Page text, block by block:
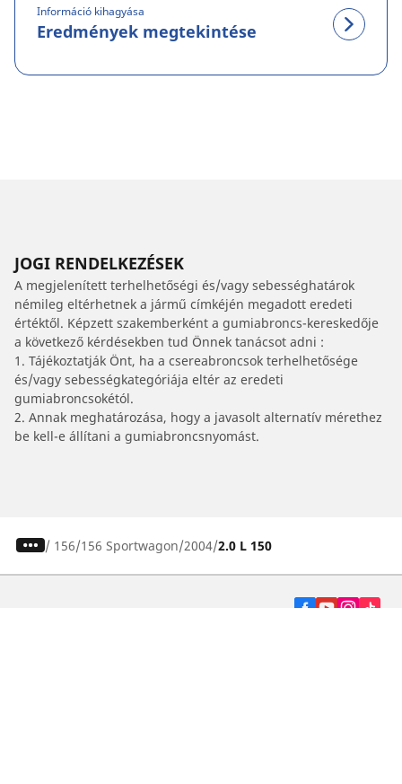
Információ kihagyása
Eredmények megtekintése
JOGI RENDELKEZÉSEK
A megjelenített terhelhetőségi és/vagy sebességhatárok
némileg eltérhetnek a jármű címkéjén megadott eredeti
értéktől. Képzett szakemberként a gumiabroncs-kereskedője
a következő kérdésekben tud Önnek tanácsot adni :
1. Tájékoztatják Önt, ha a csereabroncsok terhelhetősége
és/vagy sebességkategóriája eltér az eredeti
gumiabroncsokétól.
2. Annak meghatározása, hogy a javasolt alternatív mérethez
be kell-e állítani a gumiabroncsnyomást.
/ 156 156 Sportwagon 2004 2.0 L 150